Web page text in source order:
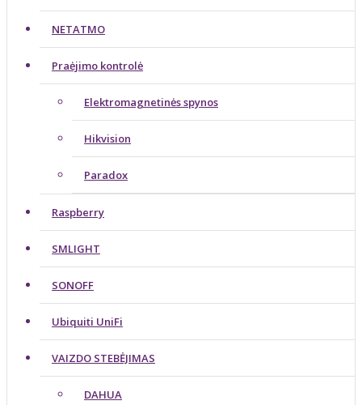
NETATMO
Praėjimo kontrolė
Elektromagnetinės spynos
Hikvision
Paradox
Raspberry
SMLIGHT
SONOFF
Ubiquiti UniFi
VAIZDO STEBĖJIMAS
DAHUA